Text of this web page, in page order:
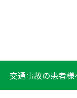
交通事故の患者様